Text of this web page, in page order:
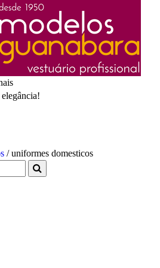
/ uniformes domesticos